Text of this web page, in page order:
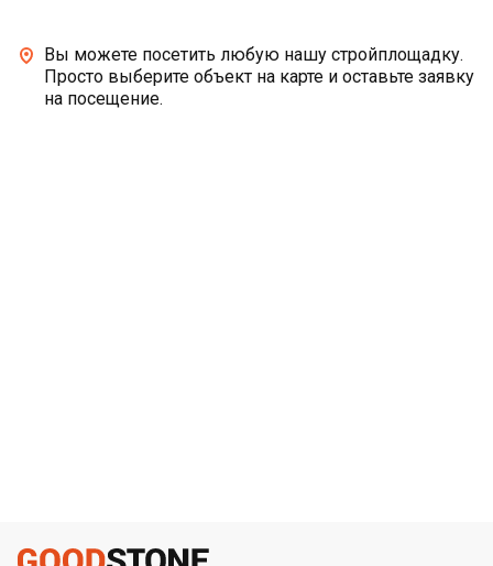
Вы можете посетить любую нашу стройплощадку.
Просто выберите объект на карте и оставьте заявку
на посещение.